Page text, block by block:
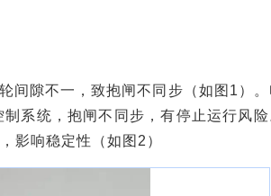
间隙不一，致抱闸不同步（如图1）
系统，抱闸不同步，有停止运行风
影响稳定性（如图2）